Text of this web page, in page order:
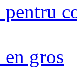
pentru
en gros